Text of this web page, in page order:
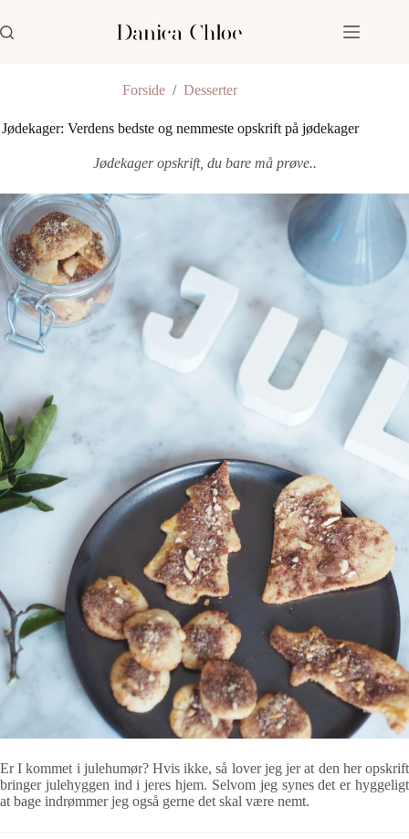
til
indhold
Forside /Desserter
Jødekager: Verdens bedste og nemmeste opskrift på jødekager
Jødekager opskrift, du bare må prøve..
Er I kommet i julehumør? Hvis ikke, så lover jeg jer at den her opskrift
bringer julehyggen ind i jeres hjem. Selvom jeg synes det er hyggeligt
at bage indrømmer jeg også gerne det skal være nemt.